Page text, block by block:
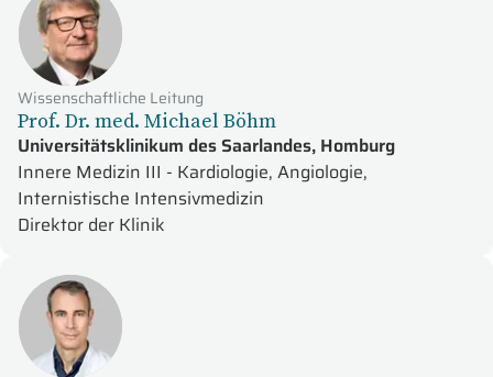
Wissenschaftliche Leitung
Prof. Dr. med. Michael Böhm
Universitätsklinikum des Saarlandes, Homburg
Innere Medizin III - Kardiologie, Angiologie,
Internistische Intensivmedizin
Direktor der Klinik